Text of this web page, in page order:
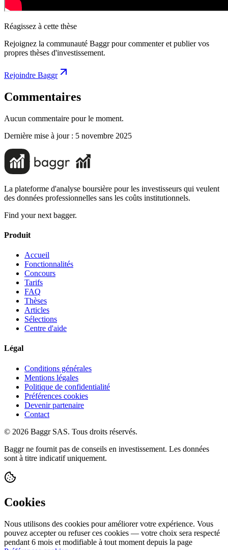
Réagissez à cette thèse
Rejoignez la communauté Baggr pour commenter et publier vos
propres thèses d'investissement.
Rejoindre Baggr
Commentaires
Aucun commentaire pour le moment.
Dernière mise à jour : 5 novembre 2025
La plateforme d'analyse boursière pour les investisseurs qui veulent
des données professionnelles sans les coûts institutionnels.
Find your next bagger.
Produit
Accueil
Fonctionnalités
Concours
Tarifs
FAQ
Thèses
Articles
Sélections
Centre d'aide
Légal
Conditions générales
Mentions légales
Politique de confidentialité
Préférences cookies
Devenir partenaire
Contact
© 2026 Baggr SAS. Tous droits réservés.
Baggr ne fournit pas de conseils en investissement. Les données
sont à titre indicatif uniquement.
Cookies
Nous utilisons des cookies pour améliorer votre expérience. Vous
pouvez accepter ou refuser ces cookies — votre choix sera respecté
pendant 6 mois et modifiable à tout moment depuis la page